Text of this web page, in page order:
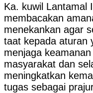
Ka. kuwil Lantamal
membacakan
menekankan agar
taat kepada aturan
menjaga
masyarakat dan
meningkatkan
tugas sebagai